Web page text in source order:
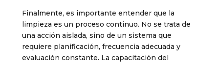
Finalmente, es importante entender que la
limpieza es un proceso continuo. No se trata de
una acción aislada, sino de un sistema que
requiere planificación, frecuencia adecuada y
evaluación constante. La capacitación del